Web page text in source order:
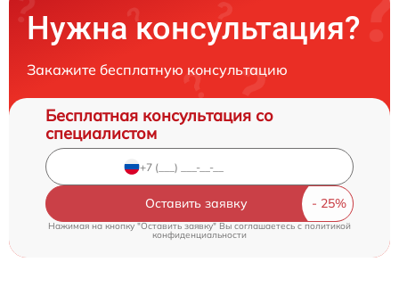
Нужна консультация?
Закажите бесплатную консультацию
Бесплатная консультация со
специалистом
Оставить заявку
Нажимая на кнопку "Оставить заявку" Вы соглашаетесь cполитикой
конфиденциальности